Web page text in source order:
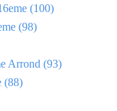
(100)
(98)
Arrond (93)
(88)